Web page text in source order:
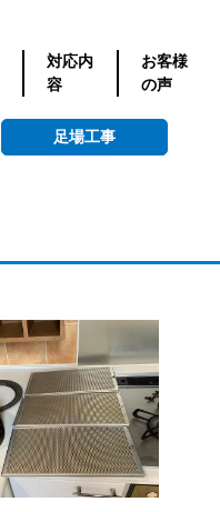
対応内
容
お客様
の声
足場工事